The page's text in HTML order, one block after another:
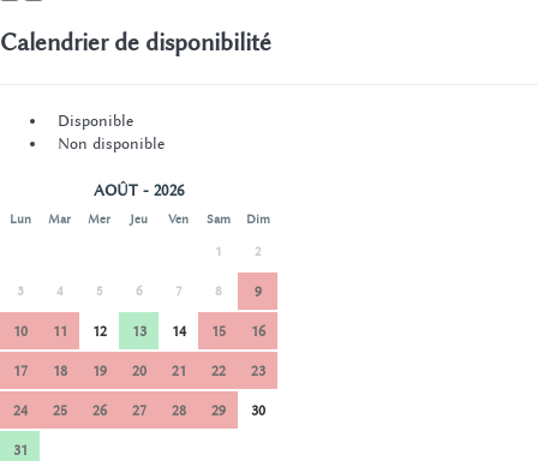
Calendrier de disponibilité
Disponible
Non disponible
AOÛT - 2026
Lun Mar Mer Jeu Ven Sam Dim
1 2
3 4 5 6 7 8 9
10 11 12 13 14 15 16
17 18 19 20 21 22 23
24 25 26 27 28 29 30
31